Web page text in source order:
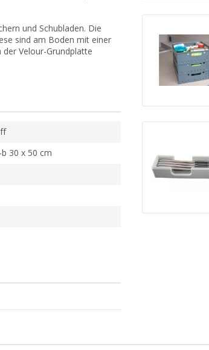
und Schubladen. Die
sind am Boden mit einer
Velour-Grundplatte
30 x 50 cm